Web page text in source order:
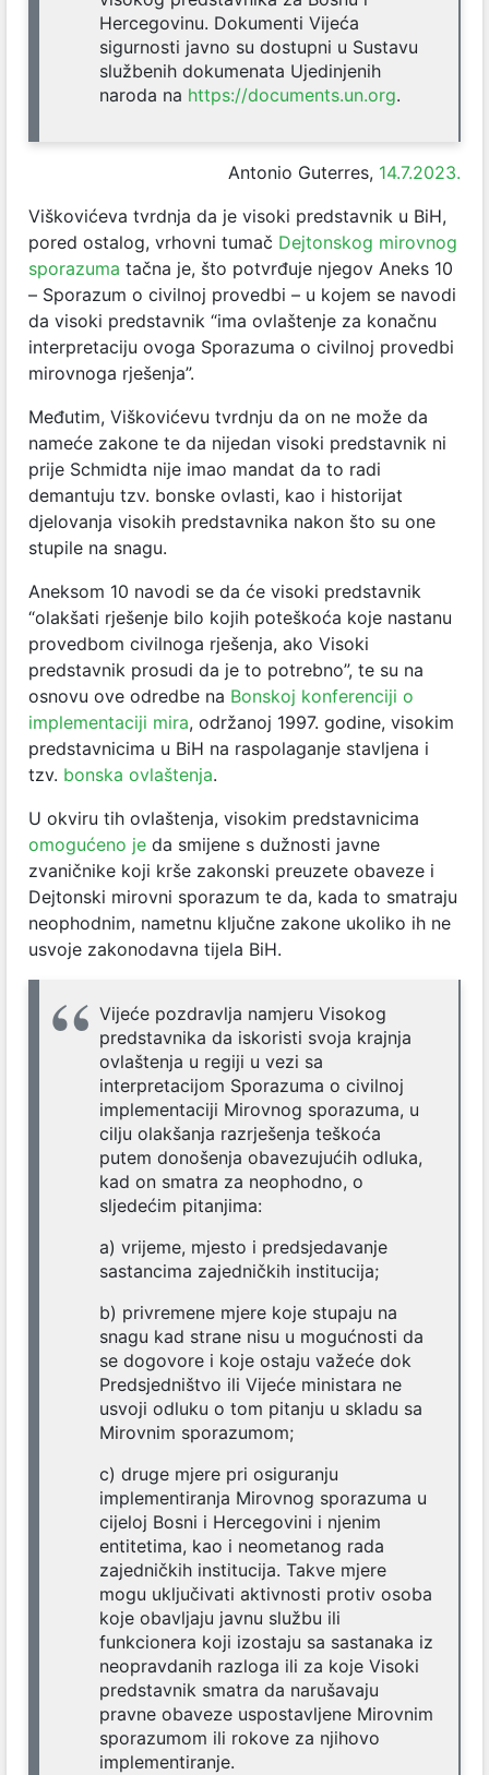
Hercegovinu. Dokumenti Vijeća
sigurnosti javno su dostupni u Sustavu
službenih dokumenata Ujedinjenih
naroda na https://documents.un.org.
Antonio Guterres, 14.7.2023.
Viškovićeva tvrdnja da je visoki predstavnik u BiH,
pored ostalog, vrhovni tumač Dejtonskog mirovnog
sporazuma tačna je, što potvrđuje njegov Aneks 10
– Sporazum o civilnoj provedbi – u kojem se navodi
da visoki predstavnik “ima ovlaštenje za konačnu
interpretaciju ovoga Sporazuma o civilnoj provedbi
mirovnoga rješenja”.
Međutim, Viškovićevu tvrdnju da on ne može da
nameće zakone te da nijedan visoki predstavnik ni
prije Schmidta nije imao mandat da to radi
demantuju tzv. bonske ovlasti, kao i historijat
djelovanja visokih predstavnika nakon što su one
stupile na snagu.
Aneksom 10 navodi se da će visoki predstavnik
“olakšati rješenje bilo kojih poteškoća koje nastanu
provedbom civilnoga rješenja, ako Visoki
predstavnik prosudi da je to potrebno”, te su na
osnovu ove odredbe na Bonskoj konferenciji o
implementaciji mira, održanoj 1997. godine, visokim
predstavnicima u BiH na raspolaganje stavljena i
tzv. bonska ovlaštenja.
U okviru tih ovlaštenja, visokim predstavnicima
omogućeno je da smijene s dužnosti javne
zvaničnike koji krše zakonski preuzete obaveze i
Dejtonski mirovni sporazum te da, kada to smatraju
neophodnim, nametnu ključne zakone ukoliko ih ne
usvoje zakonodavna tijela BiH.
Vijeće pozdravlja namjeru Visokog
predstavnika da iskoristi svoja krajnja
ovlaštenja u regiji u vezi sa
interpretacijom Sporazuma o civilnoj
implementaciji Mirovnog sporazuma, u
cilju olakšanja razrješenja teškoća
putem donošenja obavezujućih odluka,
kad on smatra za neophodno, o
sljedećim pitanjima:
a) vrijeme, mjesto i predsjedavanje
sastancima zajedničkih institucija;
b) privremene mjere koje stupaju na
snagu kad strane nisu u mogućnosti da
se dogovore i koje ostaju važeće dok
Predsjedništvo ili Vijeće ministara ne
usvoji odluku o tom pitanju u skladu sa
Mirovnim sporazumom;
c) druge mjere pri osiguranju
implementiranja Mirovnog sporazuma u
cijeloj Bosni i Hercegovini i njenim
entitetima, kao i neometanog rada
zajedničkih institucija. Takve mjere
mogu uključivati aktivnosti protiv osoba
koje obavljaju javnu službu ili
funkcionera koji izostaju sa sastanaka iz
neopravdanih razloga ili za koje Visoki
predstavnik smatra da narušavaju
pravne obaveze uspostavljene Mirovnim
sporazumom ili rokove za njihovo
implementiranje.